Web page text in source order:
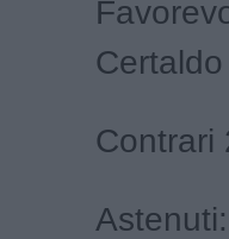
Certaldo
Contrari